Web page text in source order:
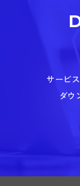
サービ
ダウ